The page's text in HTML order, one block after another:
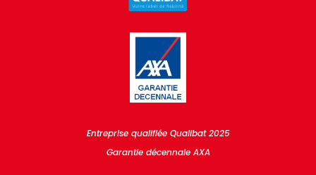
Entreprise qualifiée Qualibat 2025
Garantie décennale AXA